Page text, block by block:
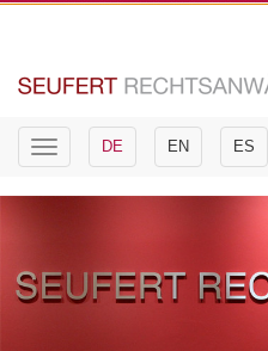
Toggle
navigation
DE EN ES